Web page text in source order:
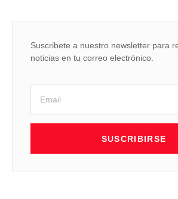
Suscribete a nuestro newsletter para
noticias en tu correo electrónico.
SUSCRIBIRSE